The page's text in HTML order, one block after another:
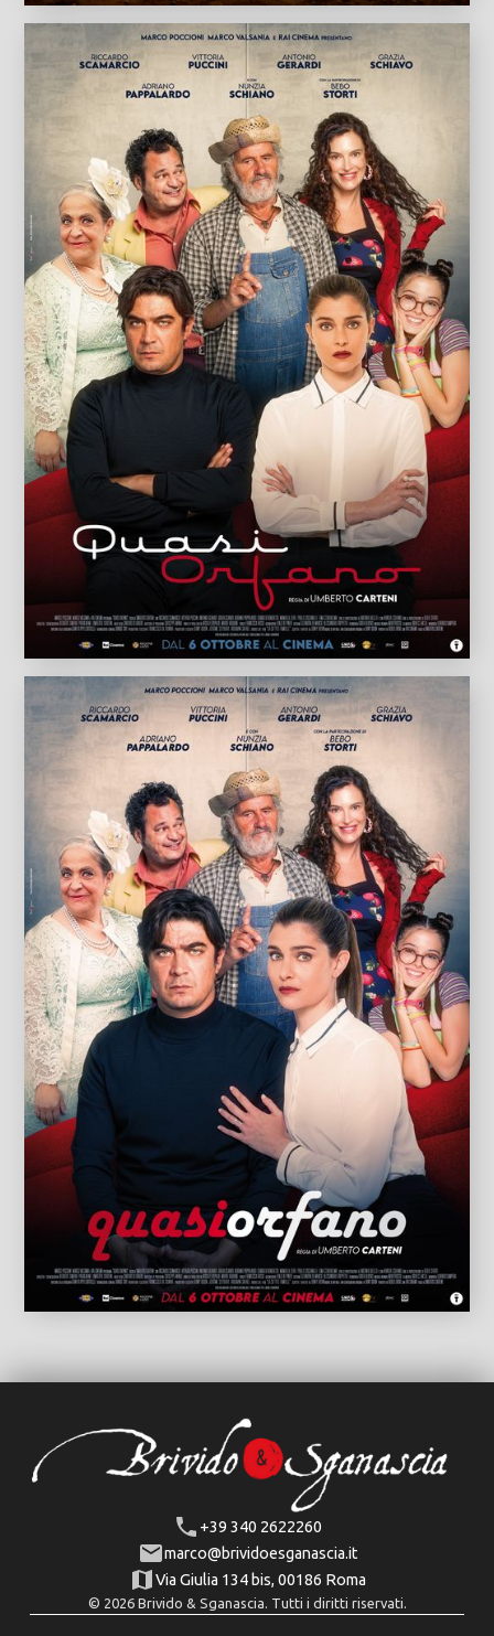
+39 340 2622260
marco@brividoesganascia.it
Via Giulia 134 bis, 00186 Roma
© 2026 Brivido & Sganascia. Tutti i diritti riservati.